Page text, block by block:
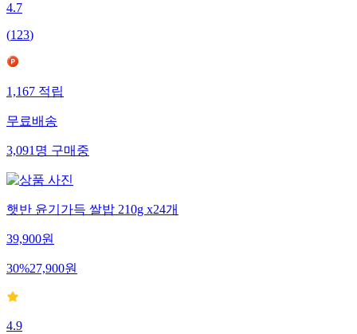
4.7
(123)
1,167 적립
무료배송
3,091 명 구매중
햇반 윤기가득 쌀밥 210g x24개
39,900원
30%27,900원
4.9